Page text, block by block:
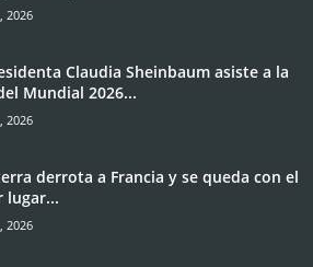
2026
Claudia Sheinbaum asiste a la
Mundial 2026...
2026
derrota a Francia y se queda con el
lugar...
2026